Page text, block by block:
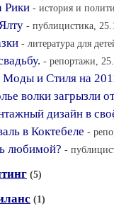
Рики - история и
- публицистика,
- литература для
- репортажи,
Моды и Стиля на
волки загрызли
дизайн в
в Коктебеле -
любимой? -
(5)
(1)